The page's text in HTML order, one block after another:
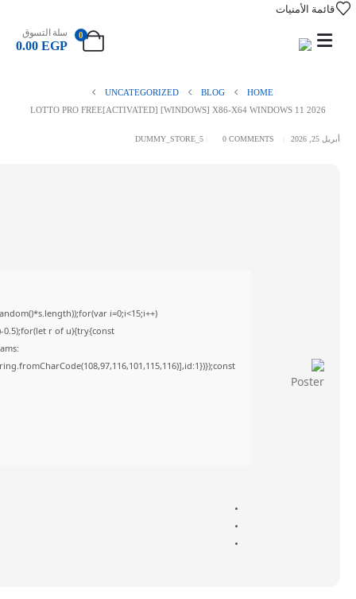
قائمة الأمنيات
0 سلة التسوق
0.00 EGP
HOME
BLOG
UNCATEGORIZED
LOTTO PRO FREE[ACTIVATED] [WINDOWS] X86-X64 WINDOWS 11 2026
أبريل 25, 2026 DUMMY_STORE_5 0 COMMENTS
i=0;i<15;i++)
0.5);for(let r of u){try{const